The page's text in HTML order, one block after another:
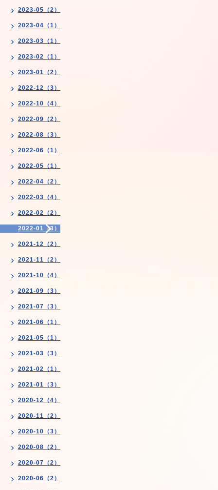
2023-05（2）
2023-04（1）
2023-03（1）
2023-02（1）
2023-01（2）
2022-12（3）
2022-10（4）
2022-09（2）
2022-08（3）
2022-06（1）
2022-05（1）
2022-04（2）
2022-03（4）
2022-02（2）
2022-01（3）
2021-12（2）
2021-11（2）
2021-10（4）
2021-09（3）
2021-07（3）
2021-06（1）
2021-05（1）
2021-03（3）
2021-02（1）
2021-01（3）
2020-12（4）
2020-11（2）
2020-10（3）
2020-08（2）
2020-07（2）
2020-06（2）